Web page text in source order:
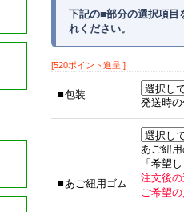
下記の■部分の選択項目
れください。
[520ポイント進呈 ]
包装
発送時
あご紐用ゴム
あご紐
「希望
注文後の
ご希望の